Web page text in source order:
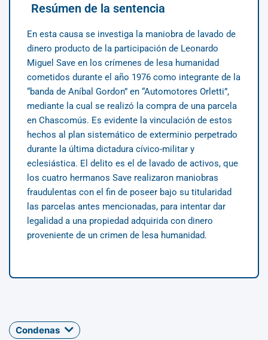
Resúmen de la sentencia
En esta causa se investiga la maniobra de lavado de
dinero producto de la participación de Leonardo
Miguel Save en los crímenes de lesa humanidad
cometidos durante el año 1976 como integrante de la
“banda de Aníbal Gordon” en “Automotores Orletti”,
mediante la cual se realizó la compra de una parcela
en Chascomús. Es evidente la vinculación de estos
hechos al plan sistemático de exterminio perpetrado
durante la última dictadura cívico-militar y
eclesiástica. El delito es el de lavado de activos, que
los cuatro hermanos Save realizaron maniobras
fraudulentas con el fin de poseer bajo su titularidad
las parcelas antes mencionadas, para intentar dar
legalidad a una propiedad adquirida con dinero
proveniente de un crimen de lesa humanidad.
Condenas